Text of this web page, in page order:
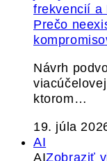
Prečo
Návrh
ktorom…
19. júla
AI
AIZobraziť